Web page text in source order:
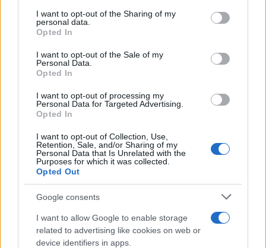
not limited to your visit or usage behaviour. You may click to
grant or deny consent to Google and its third-party tags to
use your data for below specified purposes in below Google
consent section.
I want to opt-out of the Sharing of my
personal data.
Opted In
I want to opt-out of the Sale of my
Personal Data.
Opted In
I want to opt-out of processing my
Personal Data for Targeted Advertising.
Opted In
I want to opt-out of Collection, Use,
Retention, Sale, and/or Sharing of my
Personal Data that Is Unrelated with the
Purposes for which it was collected.
Opted Out
Google consents
I want to allow Google to enable storage
related to advertising like cookies on web or
device identifiers in apps.
Vuoi rimuovere le pubblicità nazionali?
Puoi abbonarti asoli € 1,10 al mese
cliccandoqui
Sei già abbonato?